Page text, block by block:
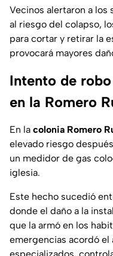
Vecinos alertaron a
al riesgo del colapso,
para cortar y retirar la
provocará mayores
Intento de
en la Romero
En la colonia Romero
elevado riesgo
un medidor de gas
iglesia.
Este hecho sucedió
donde el daño a la
que la armó en los
emergencias acordó el